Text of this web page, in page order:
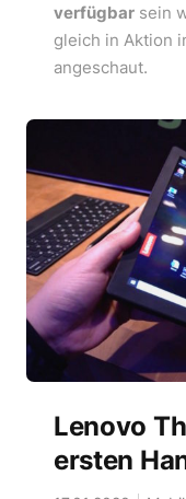
verfügbarsein
gleich in Aktion
angeschaut.
Lenovo
ersten